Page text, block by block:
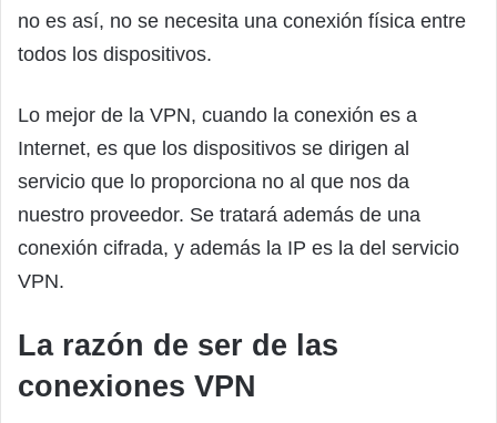
no es así, no se necesita una conexión física entre
todos los dispositivos.
Lo mejor de la VPN, cuando la conexión es a
Internet, es que los dispositivos se dirigen al
servicio que lo proporciona no al que nos da
nuestro proveedor. Se tratará además de una
conexión cifrada, y además la IP es la del servicio
VPN.
La razón de ser de las
conexiones VPN